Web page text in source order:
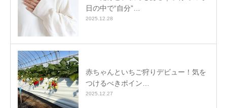
日の中で“自分”…
2025.12.28
赤ちゃんといちご狩りデビュー！気を
つけるべきポイン…
2025.12.27